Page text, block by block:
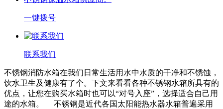
一键拨号
联系我们
不锈钢消防水箱在我们日常生活用水中水质的干净和不锈蚀，
饮水卫生及健康有了个。下文来看看各种不锈钢水箱所具有的
优点，让您在购买水箱时也可以“对号入座”，选择适合自己用
途的水箱。 不锈钢是近代各国太阳能热水器水箱普遍采用